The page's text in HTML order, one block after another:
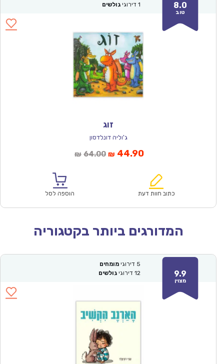
8.0
טוב
1 דירוגי גולשים
זוג
ג'וליה דונלדסון
₪ 64.00המחיר
₪64.00.
₪ 44.90המחיר
הוא:
כתוב חוות דעת הוספה לסל
המדורגים ביותר בקטגוריה
9.9
מצוין
5 דירוגי מומחים
12 דירוגי גולשים